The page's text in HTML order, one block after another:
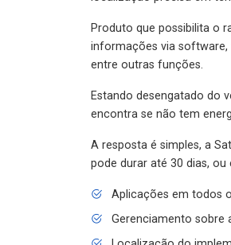
Produto que possibilita o
informações via software,
entre outras funções.
Estando desengatado do
encontra se não tem
A resposta é simples, a
pode durar até 30 dias,
Aplicações em todos
Gerenciamento sobre
Localização do